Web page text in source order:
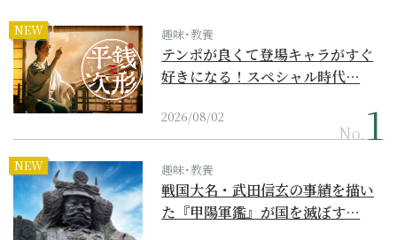
NEW 趣味･教養
テンポが良くて登場キャラがすぐ
好きになる！スペシャル時代…
2026/08/02
No.
NEW 趣味･教養
戦国大名・武田信玄の事績を描い
た『甲陽軍鑑』が国を滅ぼす…